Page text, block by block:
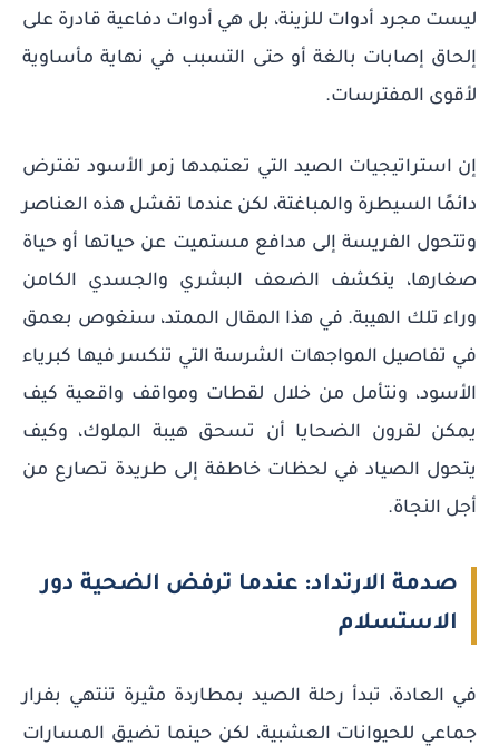
ليست مجرد أدوات للزينة، بل هي أدوات دفاعية قادرة على
إلحاق إصابات بالغة أو حتى التسبب في نهاية مأساوية
لأقوى المفترسات.
إن استراتيجيات الصيد التي تعتمدها زمر الأسود تفترض
دائمًا السيطرة والمباغتة، لكن عندما تفشل هذه العناصر
وتتحول الفريسة إلى مدافع مستميت عن حياتها أو حياة
صغارها، ينكشف الضعف البشري والجسدي الكامن
وراء تلك الهيبة. في هذا المقال الممتد، سنغوص بعمق
في تفاصيل المواجهات الشرسة التي تنكسر فيها كبرياء
الأسود، ونتأمل من خلال لقطات ومواقف واقعية كيف
يمكن لقرون الضحايا أن تسحق هيبة الملوك، وكيف
يتحول الصياد في لحظات خاطفة إلى طريدة تصارع من
أجل النجاة.
صدمة الارتداد: عندما ترفض الضحية دور
الاستسلام
في العادة، تبدأ رحلة الصيد بمطاردة مثيرة تنتهي بفرار
جماعي للحيوانات العشبية، لكن حينما تضيق المسارات